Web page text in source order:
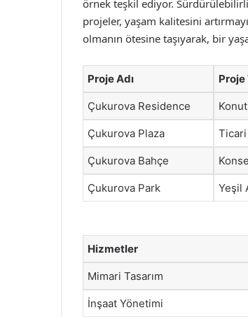
örnek teşkil ediyor.
projeler, yaşam kalitesini
olmanın ötesine taşıyarak, bir
Proje Adı Proje
Çukurova Residence Konut
Çukurova Plaza Ticari
Çukurova Bahçe
Çukurova Park Yeşil
Hizmetler
Mimari Tasarım
İnşaat Yönetimi